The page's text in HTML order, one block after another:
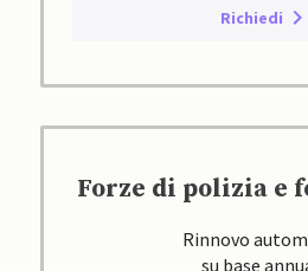
Richiedi
Forze di polizia e
Rinnovo
su base